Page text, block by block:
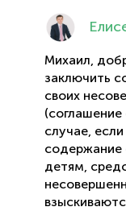
Михаил,
заключить
своих
случае,
содержание
детям,